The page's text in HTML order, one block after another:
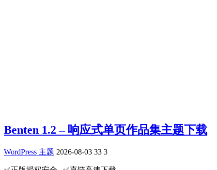
Benten 1.2 – 响应式单页作品集主题下载
WordPress 主题 2026-08-03 33 3